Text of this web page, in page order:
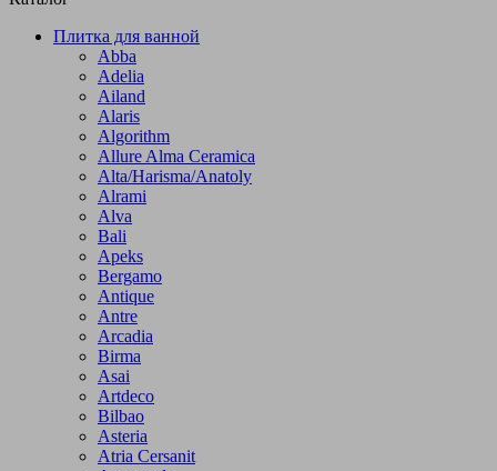
Плитка для ванной
Abba
Adelia
Ailand
Alaris
Algorithm
Allure Alma Ceramica
Alta/Harisma/Anatoly
Alrami
Alva
Bali
Apeks
Bergamo
Antique
Antre
Arcadia
Birma
Asai
Artdeco
Bilbao
Asteria
Atria Cersanit